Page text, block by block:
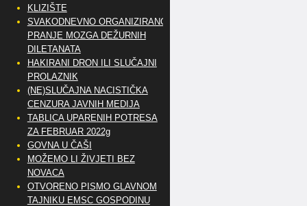
KLIZIŠTE
SVAKODNEVNO ORGANIZIRANO
PRANJE MOZGA DEŽURNIH
DILETANATA
HAKIRANI DRON ILI SLUČAJNI
PROLAZNIK
(NE)SLUČAJNA NACISTIČKA
CENZURA JAVNIH MEDIJA
TABLICA UPARENIH POTRESA
ZA FEBRUAR 2022g
GOVNA U ČAŠI
MOŽEMO LI ŽIVJETI BEZ
NOVACA
OTVORENO PISMO GLAVNOM
TAJNIKU EMSC GOSPODINU